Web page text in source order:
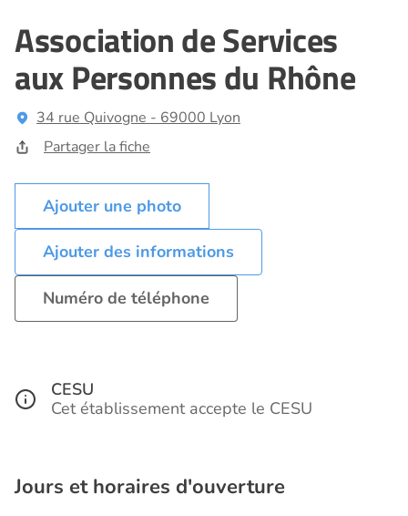
Association de Services
aux Personnes du Rhône
34 rue Quivogne - 69000 Lyon
Partager la fiche
Ajouter des informations
Numéro de téléphone
CESU
Cet établissement accepte le CESU
Jours et horaires d'ouverture